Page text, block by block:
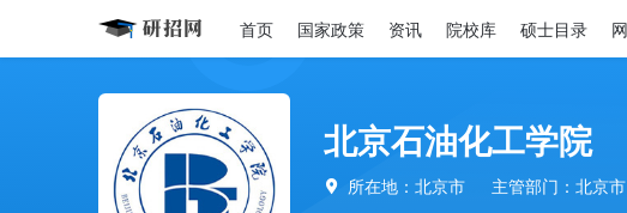
首页 国家政策 资讯 院校库 硕士目录
北京石油化工学院
 所在地：北京市 主管部门：北京市